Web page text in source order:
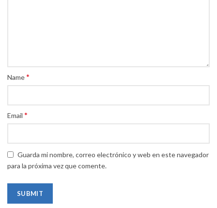
Name*
Email *
Guarda mi nombre, correo electrónico y web en este navegador
para la próxima vez que comente.